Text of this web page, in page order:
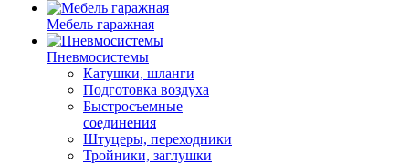
Мебель гаражная
Пневмосистемы
Катушки, шланги
Подготовка воздуха
Быстросъемные
соединения
Штуцеры, переходники
Тройники, заглушки